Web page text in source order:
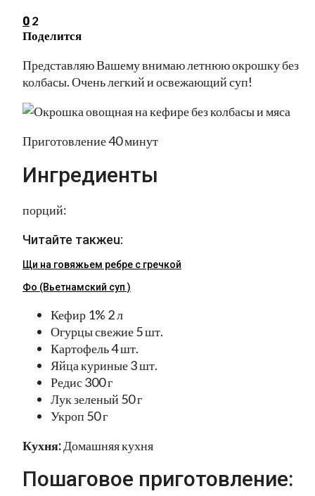
0 2
Поделится
Представляю Вашему внимаю летнюю окрошку без
колбасы. Очень легкий и освежающий суп!
Приготовление 40 минут
Ингредиенты
порций:
Читайте такжеu:
Щи на говяжьем ребре с гречкой
Фо (Вьетнамский суп )
Кефир 1% 2 л
Огурцы свежие 5 шт.
Картофель 4 шт.
Яйца куриные 3 шт.
Редис 300 г
Лук зеленый 50 г
Укроп 50 г
Кухня: Домашняя кухня
Пошаговое приготовление: